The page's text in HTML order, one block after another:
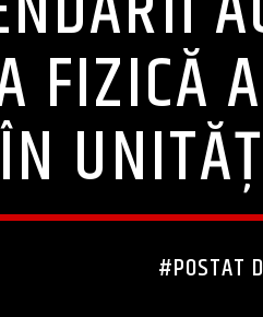
FIZICĂ
ÎN
#POSTAT